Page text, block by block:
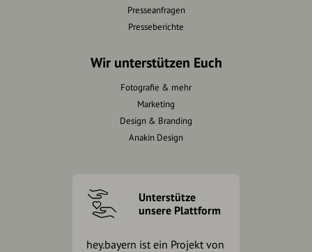
Presseanfragen
Presseberichte
Wir unterstützen Euch
Fotografie & mehr
Marketing
Design & Branding
Anakin Design
Unterstütze
unsere Plattform
hey.bayern ist ein Projekt von